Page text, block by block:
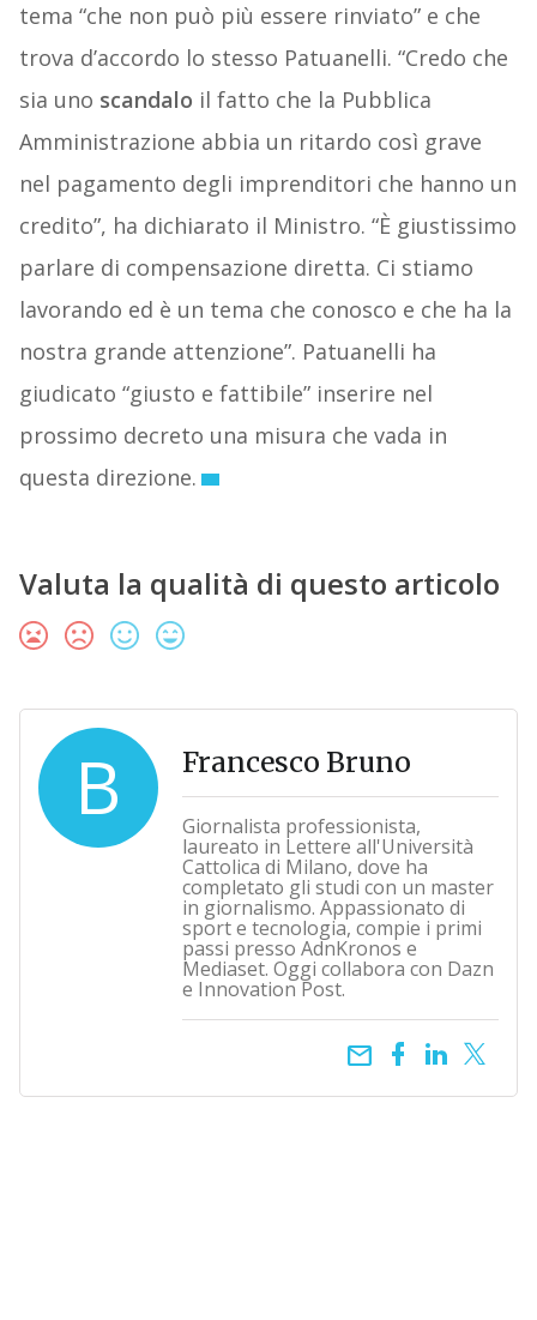
tema “che non può più essere rinviato” e che
trova d’accordo lo stesso Patuanelli. “Credo che
sia uno scandalo il fatto che la Pubblica
Amministrazione abbia un ritardo così grave
nel pagamento degli imprenditori che hanno un
credito”, ha dichiarato il Ministro. “È giustissimo
parlare di compensazione diretta. Ci stiamo
lavorando ed è un tema che conosco e che ha la
nostra grande attenzione”. Patuanelli ha
giudicato “giusto e fattibile” inserire nel
prossimo decreto una misura che vada in
questa direzione.
Valuta la qualità di questo articolo
B Francesco Bruno
Giornalista professionista,
laureato in Lettere all'Università
Cattolica di Milano, dove ha
completato gli studi con un master
in giornalismo. Appassionato di
sport e tecnologia, compie i primi
passi presso AdnKronos e
Mediaset. Oggi collabora con Dazn
e Innovation Post.
email